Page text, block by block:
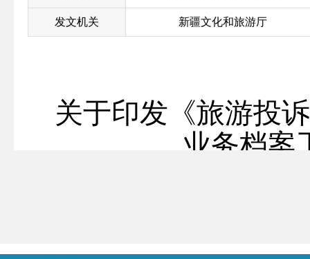
发文机关 新疆文化和旅游厅
关于印发《旅游投
业务档案